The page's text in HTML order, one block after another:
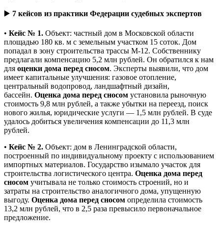
▶️ 7 кейсов из практики Федерации судебных экспертов
• Кейс № 1. Объект: частный дом в Московской области
площадью 180 кв. м с земельным участком 15 соток. Дом
попадал в зону строительства трассы М-12. Собственнику
предлагали компенсацию 5,2 млн рублей. Он обратился к нам
для оценки дома перед сносом. Эксперты выявили, что дом
имеет капитальные улучшения: газовое отопление,
центральный водопровод, ландшафтный дизайн,
бассейн. Оценка дома перед сносом установила рыночную
стоимость 9,8 млн рублей, а также убытки на переезд, поиск
нового жилья, юридические услуги — 1,5 млн рублей. В суде
удалось добиться увеличения компенсации до 11,3 млн
рублей.
• Кейс № 2. Объект: дом в Ленинградской области,
построенный по индивидуальному проекту с использованием
импортных материалов. Государство изымало участок для
строительства логистического центра. Оценка дома перед
сносом учитывала не только стоимость строений, но и
затраты на строительство аналогичного дома, упущенную
выгоду. Оценка дома перед сносом определила стоимость
13,2 млн рублей, что в 2,5 раза превысило первоначальное
предложение.